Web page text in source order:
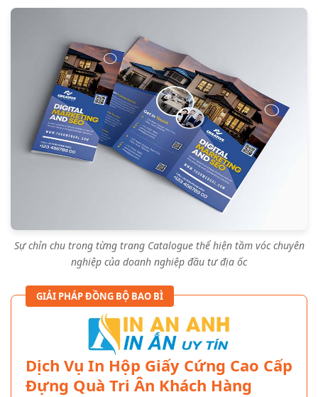
Sự chỉn chu trong từng trang Catalogue thể hiện tầm vóc chuyên
nghiệp của doanh nghiệp đầu tư địa ốc
GIẢI PHÁP ĐỒNG BỘ BAO BÌ
Dịch Vụ In Hộp Giấy Cứng Cao Cấp
Đựng Quà Tri Ân Khách Hàng